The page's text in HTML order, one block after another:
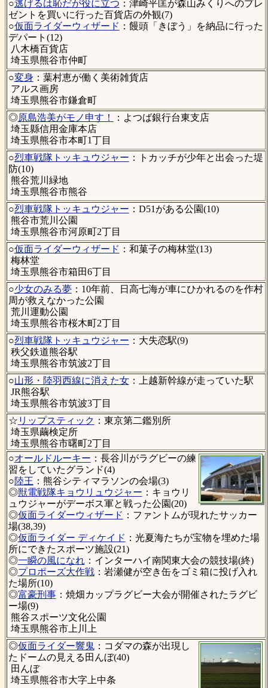
○逃げるは恥だが役に立つ ：津崎平匡が森山みくりへのプレ
ゼントを買いに行った百貨店の外観(7)
○仮面ライダーウィザード ：饅頭「きぼう」を納品に行った
デパート(12)
八木橋百貨店
埼玉県熊谷市仲町
○変身：葉村恵が働く美術雑貨店
アルス画房
埼玉県熊谷市鎌倉町
◎原島浩美がモノ申す！
：よつば銀行台東支店
埼玉縣信用金庫本店
埼玉県熊谷市本町1丁目
○烈車戦隊トッキュウジャー ：トカッチが少年と出会った堤
防(10)
熊谷荒川緑地
埼玉県熊谷市熊谷
○烈車戦隊トッキュウジャー ：D51がある公園(10)
熊谷市荒川公園
埼玉県熊谷市河原町2丁目
○仮面ライダーウィザード ：和菓子の梅林堂(13)
梅林堂
埼玉県熊谷市箱田6丁目
○少女のみる夢：10年前、日高七海が車にひかれるのを作村
周が救えなかった公園
荒川運動公園
埼玉県熊谷市桜木町2丁目
○烈車戦隊トッキュウジャー ：大失恋駅(9)
秩父鉄道熊谷駅
埼玉県熊谷市筑波2丁目
○山形・陸羽西線に消えた女：上越新幹線が走っていた駅
JR熊谷駅
埼玉県熊谷市筑波3丁目
☆ リップスティック ：東京第二鑑別所
埼玉県繭検定所
埼玉県熊谷市曙町2丁目
○オールドルーキー ：長谷川がラグビーの練
習をしていたグランド(4)
○陸王 ：熊谷シティマラソンの会場(3)
◎獣電戦隊キョウリュウジャー ：キョウリ
ュウジャーがデーボス軍と戦った公園(20)
◎仮面ライダーウィザード ：ファントムが現れたサッカー
場(38,39)
◎仮面ライダー ディケイド ：光夏海たちが宝物を埋めた場
所にできたスポーツ施設(21)
◎一瞬の風になれ：インターハイ南関東大会の競技場(終)
◎プロポーズ大作戦：岩瀬健が空き缶をゴミ箱に投げ入れ
た場所(10)
◎富豪刑事：焼畑カップラグビー大会が開催されたラグビ
ー場(9)
熊谷スポーツ文化公園
埼玉県熊谷市上川上
◎仮面ライダー響鬼：コダマの森が出現し
たドームの見える田んぼ(40)
田んぼ
埼玉県熊谷市大字上中条